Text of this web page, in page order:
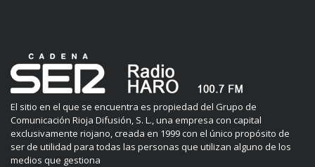
El sitio en el que se encuentra es propiedad del Grupo de
Comunicación Rioja Difusión, S. L., una empresa con capital
exclusivamente riojano, creada en 1999 con el único propósito de
ser de utilidad para todas las personas que utilizan alguno de los
medios que gestiona